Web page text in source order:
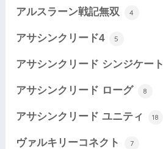
アルスラーン戦記無双 4
アサシンクリード4 5
アサシンクリード シンジケート
アサシンクリード ローグ 8
アサシンクリード ユニティ 18
ヴァルキリーコネクト 7